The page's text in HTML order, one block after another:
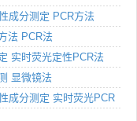
成分测定 PCR方法
法 PCR法
实时荧光定性PCR法
显微镜法
成分测定 实时荧光PCR